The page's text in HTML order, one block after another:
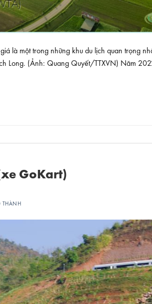
là một trong những khu du lịch quan trọng
Long. (Ảnh: Quang Quyết/TTXVN) Năm
GoKart)
THÀNH